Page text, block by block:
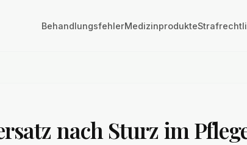
BehandlungsfehlerMedizinprodukte
nach Sturz im